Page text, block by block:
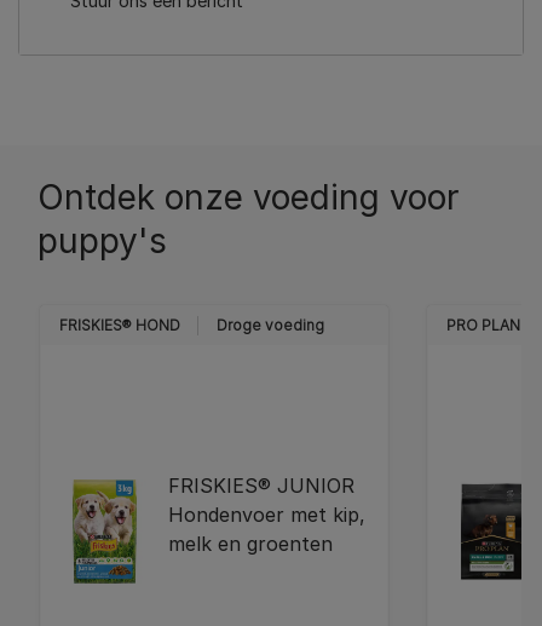
Ontdek onze voeding voor
puppy's
FRISKIES® HOND Droge voeding
FRISKIES® JUNIOR
Hondenvoer met kip,
melk en groenten
PRO PLAN